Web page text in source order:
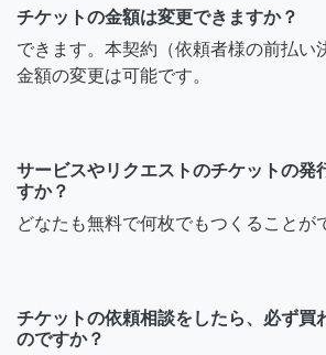
チケットの金額は変更できますか？
できます。本契約（依頼者様の前払い
金額の変更は可能です。
サービスやリクエストのチケットの発
すか？
どなたも無料で何枚でもつくることが
チケットの依頼相談をしたら、必ず買
のですか？